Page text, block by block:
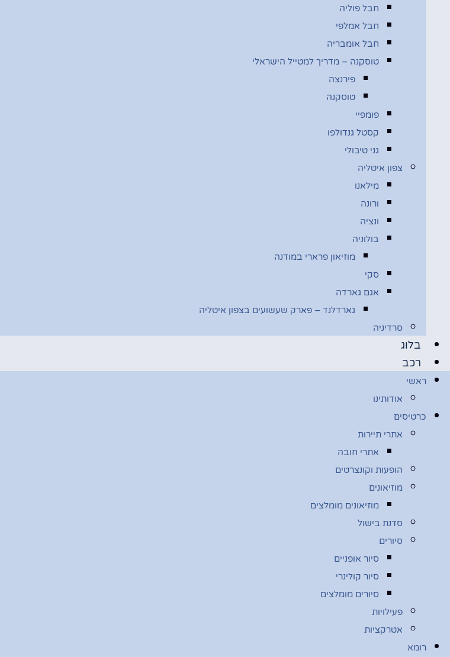
חבל פוליה
חבל אמלפי
חבל אומבריה
טוסקנה – מדריך למטייל הישראלי
פירנצה
טוסקנה
פומפיי
קסטל גנדולפו
גני טיבולי
צפון איטליה
מילאנו
ורונה
ונציה
בולוניה
מוזיאון פרארי במודנה
סקי
אגם גארדה
גארדלנד – פארק שעשועים בצפון איטליה
סרדיניה
בלוג
רכב
ראשי
אודותינו
כרטיסים
אתרי תיירות
אתרי חובה
הופעות וקונצרטים
מוזיאונים
מוזיאונים מומלצים
סדנת בישול
סיורים
סיור אופניים
סיור קולינרי
סיורים מומלצים
פעילויות
אטרקציות
רומא